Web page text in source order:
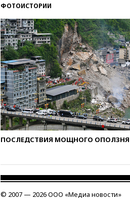
ФОТОИСТОРИИ
ПОСЛЕДСТВИЯ МОЩНОГО ОПОЛЗНЯ
© 2007 — 2026 ООО «Медиа новости»